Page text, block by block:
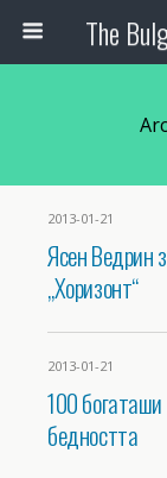
2013-01-21
Ясен Ведрин
„Хоризонт“
2013-01-21
100
бедността